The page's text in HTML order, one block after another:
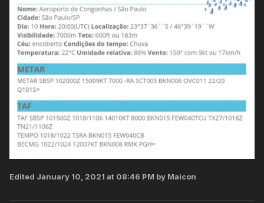
Edited January 10, 2021 at 08:46 PM by Maicon